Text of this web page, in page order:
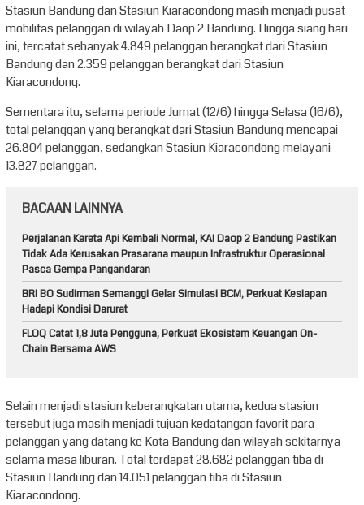
Stasiun Bandung dan Stasiun Kiaracondong masih menjadi pusat
mobilitas pelanggan di wilayah Daop 2 Bandung. Hingga siang hari
ini, tercatat sebanyak 4.849 pelanggan berangkat dari Stasiun
Bandung dan 2.359 pelanggan berangkat dari Stasiun
Kiaracondong.
Sementara itu, selama periode Jumat (12/6) hingga Selasa (16/6),
total pelanggan yang berangkat dari Stasiun Bandung mencapai
26.804 pelanggan, sedangkan Stasiun Kiaracondong melayani
13.827 pelanggan.
BACAAN LAINNYA
Perjalanan Kereta Api Kembali Normal, KAI Daop 2 Bandung Pastikan
Tidak Ada Kerusakan Prasarana maupun Infrastruktur Operasional
Pasca Gempa Pangandaran
BRI BO Sudirman Semanggi Gelar Simulasi BCM, Perkuat Kesiapan
Hadapi Kondisi Darurat
FLOQ Catat 1,8 Juta Pengguna, Perkuat Ekosistem Keuangan On-
Chain Bersama AWS
Selain menjadi stasiun keberangkatan utama, kedua stasiun
tersebut juga masih menjadi tujuan kedatangan favorit para
pelanggan yang datang ke Kota Bandung dan wilayah sekitarnya
selama masa liburan. Total terdapat 28.682 pelanggan tiba di
Stasiun Bandung dan 14.051 pelanggan tiba di Stasiun
Kiaracondong.